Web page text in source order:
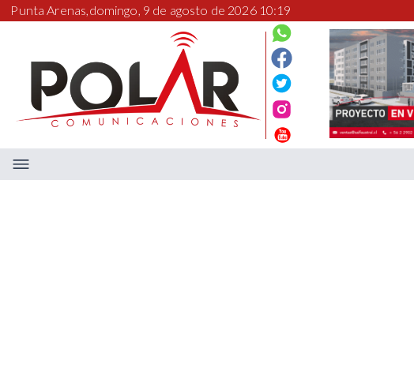
Punta Arenas,domingo, 9 de agosto de 2026 10:19